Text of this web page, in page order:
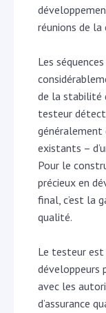
réunions de
Les
de la stabilité
testeur
généralement
existants –
Pour le
précieux en
final, c’est la
qualité.
Le testeur est
développeurs
avec les
d’assurance